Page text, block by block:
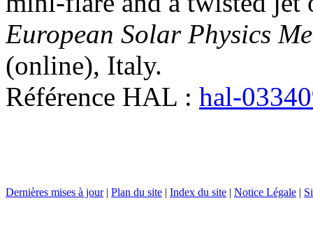
European Solar Physics
(online), Italy.
Référence HAL : hal-
Dernières mises à jour| Plan du site | Index du site | Notice Légale |